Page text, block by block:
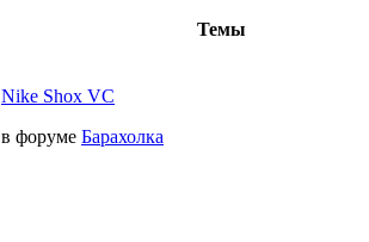
Темы
Nike Shox VC
в форуме Барахолка